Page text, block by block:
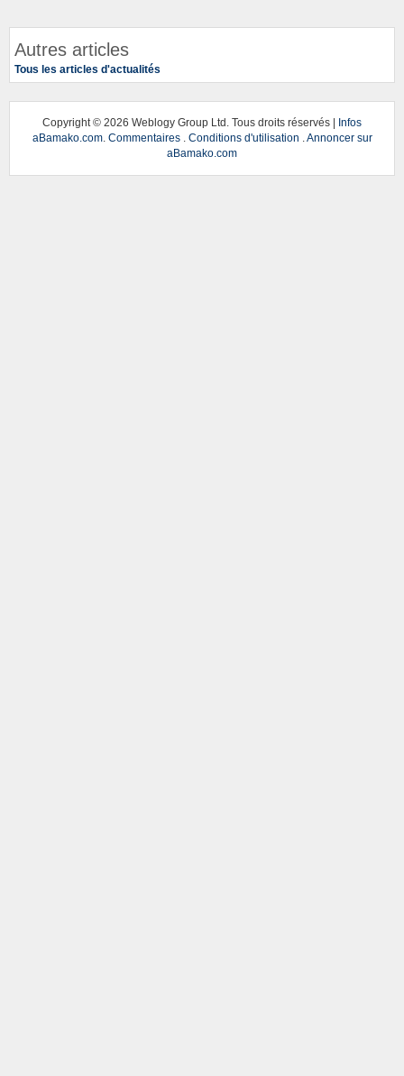
Autres articles
Tous les articles d'actualités
Copyright © 2026 Weblogy Group Ltd. Tous droits réservés |
Infos
aBamako.com. Commentaires. Conditions d'utilisation .Annoncer sur
aBamako.com